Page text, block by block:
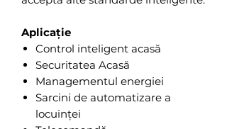
Aplicație
Control inteligent acasă
Securitatea Acasă
Managementul energiei
Sarcini de automatizare a
locuinței